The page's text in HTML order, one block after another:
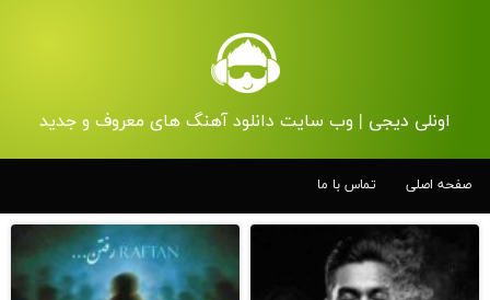
اونلی دیجی | وب سایت دانلود آهنگ های معروف و جدید
صفحه اصلی تماس با ما